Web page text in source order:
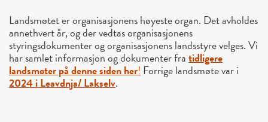
Landsmøtet er organisasjonens høyeste organ. Det avholdes
annethvert år, og der vedtas organisasjonens
styringsdokumenter og organisasjonens landsstyre velges. Vi
har samlet informasjon og dokumenter fratidligere
landsmøter på denne siden her! Forrige landsmøte var i
2024 i Leavdnja/ Lakselv.